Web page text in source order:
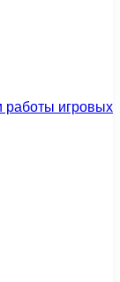
работы игровых